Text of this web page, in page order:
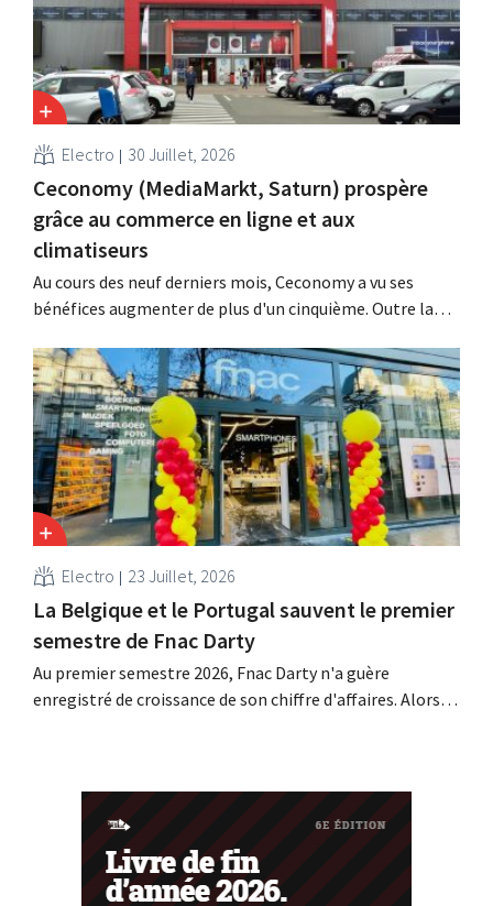
Electro 30 Juillet, 2026
Ceconomy (MediaMarkt, Saturn) prospère
grâce au commerce en ligne et aux
climatiseurs
Au cours des neuf derniers mois, Ceconomy a vu ses
bénéfices augmenter de plus d'un cinquième. Outre la
les médias de vente au détail et la place de marché ont
également contribué à cette croissance.
Electro 23 Juillet, 2026
La Belgique et le Portugal sauvent le premier
semestre de Fnac Darty
Au premier semestre 2026, Fnac Darty n'a guère
enregistré de croissance de son chiffre d'affaires. Alors